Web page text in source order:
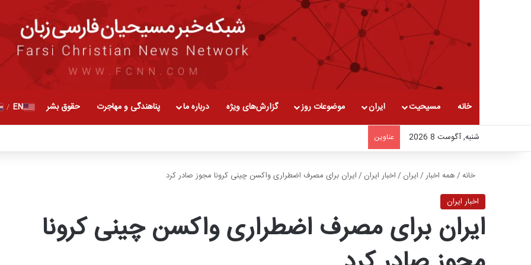
خانه مسیحیت ایران موضوعات روز گزارش‌های ویژه درباره ما پناهندگی و مهاجرت حقوق بشر EN
/
شنبه, آگوست 8 2026 عناوین
خانه/همه اخبار/ایران /اخبار ایران /ایران برای مصرف اضطراری واکسن چینی کرونا مجوز صادر کرد
اخبار ایران
ایران برای مصرف اضطراری واکسن چینی کرونا